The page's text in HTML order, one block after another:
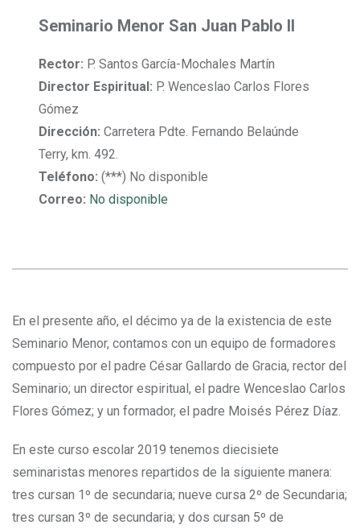
Seminario Menor San Juan Pablo II
Rector: P. Santos García-Mochales Martín
Director Espiritual: P. Wenceslao Carlos Flores
Gómez
Dirección:Carretera Pdte. Fernando Belaúnde
Terry, km. 492.
Teléfono:(***) No disponible
Correo: No disponible
En el presente año, el décimo ya de la existencia de este
Seminario Menor, contamos con un equipo de formadores
compuesto por el padre César Gallardo de Gracia, rector del
Seminario; un director espiritual, el padre Wenceslao Carlos
Flores Gómez; y un formador, el padre Moisés Pérez Díaz.
En este curso escolar 2019 tenemos diecisiete
seminaristas menores repartidos de la siguiente manera:
tres cursan 1º de secundaria; nueve cursa 2º de Secundaria;
tres cursan 3º de secundaria; y dos cursan 5º de